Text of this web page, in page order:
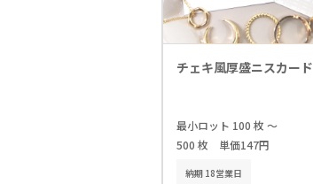
チェキ風厚盛ニスカード
最小ロット 100 枚 ～
500 枚 単価147円
納期 18営業日